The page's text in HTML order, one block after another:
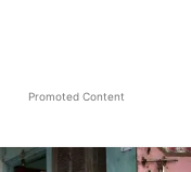
Promoted Content